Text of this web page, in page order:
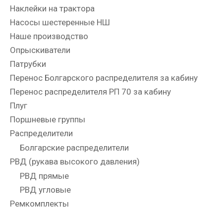
Наклейки на трактора
Насосы шестеренные НШ
Наше производство
Опрыскиватели
Патрубки
Перенос Болгарского распределителя за кабину
Перенос распределителя РП 70 за кабину
Плуг
Поршневые группы
Распределители
Болгарские распределители
РВД (рукава высокого давления)
РВД прямые
РВД угловые
Ремкомплекты